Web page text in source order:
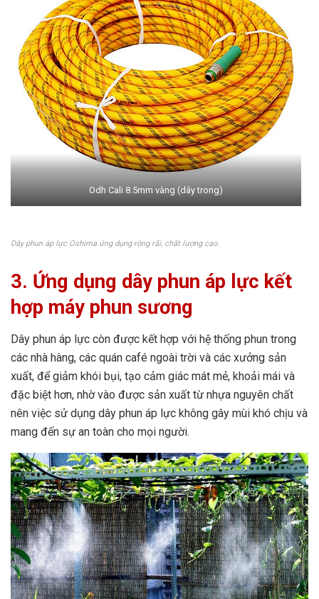
Odh Cali 8.5mm vàng (dây trong)
Dây phun áp lực Oshima ứng dụng rộng rãi, chất lượng cao.
3. Ứng dụng dây phun áp lực kết
hợp máy phun sương
Dây phun áp lực còn được kết hợp với hệ thống phun trong
các nhà hàng, các quán café ngoài trời và các xưởng sản
xuất, để giảm khói bụi, tạo cảm giác mát mẻ, khoải mái và
đặc biệt hơn, nhờ vào được sản xuất từ nhựa nguyên chất
nên việc sử dụng dây phun áp lực không gây mùi khó chịu và
mang đến sự an toàn cho mọi người.